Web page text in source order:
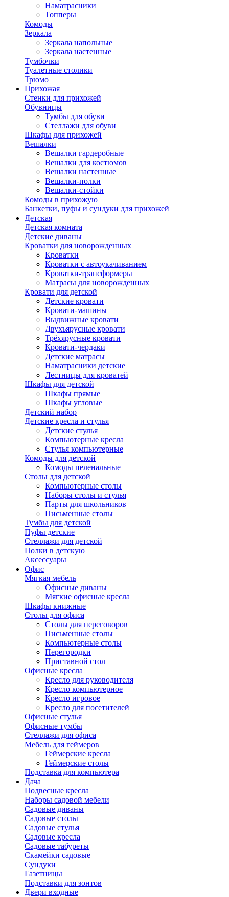
Наматрасники
Топперы
Комоды
Зеркала
Зеркала напольные
Зеркала настенные
Тумбочки
Туалетные столики
Трюмо
Прихожая
Стенки для прихожей
Обувницы
Тумбы для обуви
Стеллажи для обуви
Шкафы для прихожей
Вешалки
Вешалки гардеробные
Вешалки для костюмов
Вешалки настенные
Вешалки-полки
Вешалки-стойки
Комоды в прихожую
Банкетки, пуфы и сундуки для прихожей
Детская
Детская комната
Детские диваны
Кроватки для новорожденных
Кроватки
Кроватки с автоукачиванием
Кроватки-трансформеры
Матрасы для новорожденных
Кровати для детской
Детские кровати
Кровати-машины
Выдвижные кровати
Двухъярусные кровати
Трёхярусные кровати
Кровати-чердаки
Детские матрасы
Наматрасники детские
Лестницы для кроватей
Шкафы для детской
Шкафы прямые
Шкафы угловые
Детский набор
Детские кресла и стулья
Детские стулья
Компьютерные кресла
Стулья компьютерные
Комоды для детской
Комоды пеленальные
Столы для детской
Компьютерные столы
Наборы столы и стулья
Парты для школьников
Письменные столы
Тумбы для детской
Пуфы детские
Стеллажи для детской
Полки в детскую
Аксессуары
Офис
Мягкая мебель
Офисные диваны
Мягкие офисные кресла
Шкафы книжные
Столы для офиса
Столы для переговоров
Письменные столы
Компьютерные столы
Перегородки
Приставной стол
Офисные кресла
Кресло для руководителя
Кресло компьютерное
Кресло игровое
Кресло для посетителей
Офисные стулья
Офисные тумбы
Стеллажи для офиса
Мебель для геймеров
Геймерские кресла
Геймерские столы
Подставка для компьютера
Дача
Подвесные кресла
Наборы садовой мебели
Садовые диваны
Садовые столы
Садовые стулья
Садовые кресла
Садовые табуреты
Скамейки садовые
Сундуки
Газетницы
Подставки для зонтов
Двери входные